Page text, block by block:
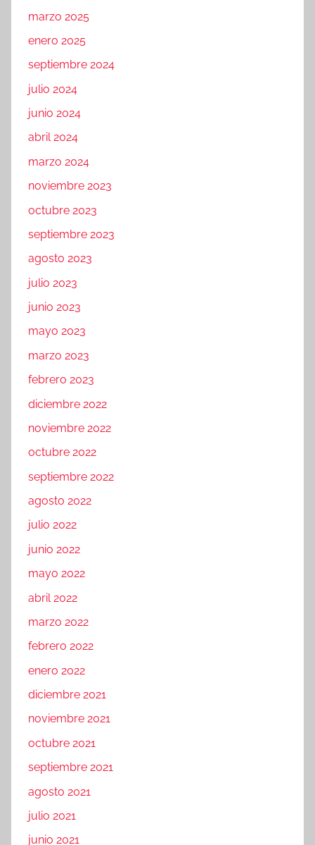
marzo 2025
enero 2025
septiembre 2024
julio 2024
junio 2024
abril 2024
marzo 2024
noviembre 2023
octubre 2023
septiembre 2023
agosto 2023
julio 2023
junio 2023
mayo 2023
marzo 2023
febrero 2023
diciembre 2022
noviembre 2022
octubre 2022
septiembre 2022
agosto 2022
julio 2022
junio 2022
mayo 2022
abril 2022
marzo 2022
febrero 2022
enero 2022
diciembre 2021
noviembre 2021
octubre 2021
septiembre 2021
agosto 2021
julio 2021
junio 2021